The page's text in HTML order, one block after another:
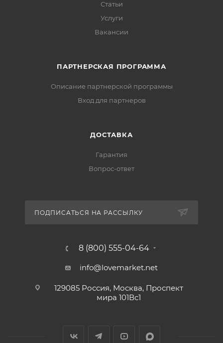
Статьи
Услуги
Вакансии
ПАРТНЕРСКАЯ ПРОГРАММА
Описание партнерской программы
Вход для партнеров
ДОСТАВКА
Гарантия
Вопрос-ответ
ПОДПИСАТЬСЯ НА РАССЫЛКУ
8 (800) 555-04-64
info@lovemarket.net
129085 Россия, Москва, Проспект
мира 101Вс1